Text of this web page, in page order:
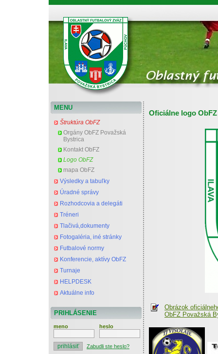
MENU
Štruktúra ObFZ
Orgány ObFZ Považská
Bystrica
Kontakt ObFZ
Logo ObFZ
mapa ObFZ
Výsledky a tabuľky
Úradné správy
Rozhodcovia a delegáti
Tréneri
Tlačivá,dokumenty
Fotogaléria, iné stránky
Futbalové normy
Konferencie, aktívy ObFZ
Turnaje
HELPDESK
Aktuálne info
PRIHLÁSENIE
meno heslo
Zabudli ste heslo?
Oficiálne logo
Obrázok
ObFZ Považská